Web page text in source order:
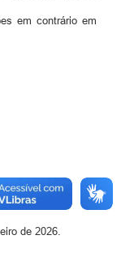
em contrário em
de 2026.